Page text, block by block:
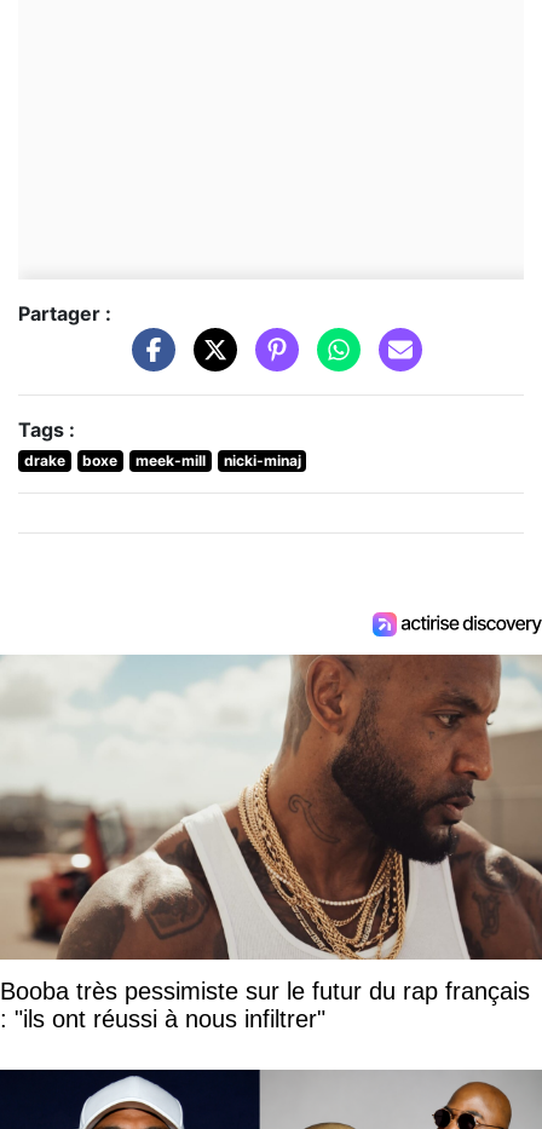
Partager :
Tags :
drake boxe meek-mill nicki-minaj
Booba très pessimiste sur le futur du rap français
: "ils ont réussi à nous infiltrer"